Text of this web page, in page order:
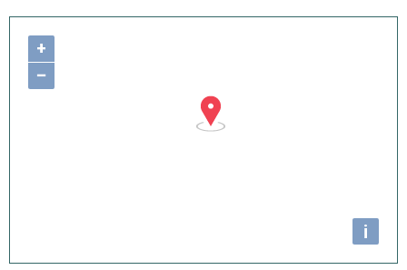
+
−
i